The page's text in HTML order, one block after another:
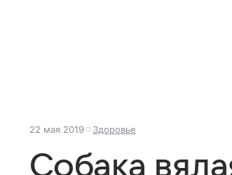
22 мая 2019 Здоровье
Собака